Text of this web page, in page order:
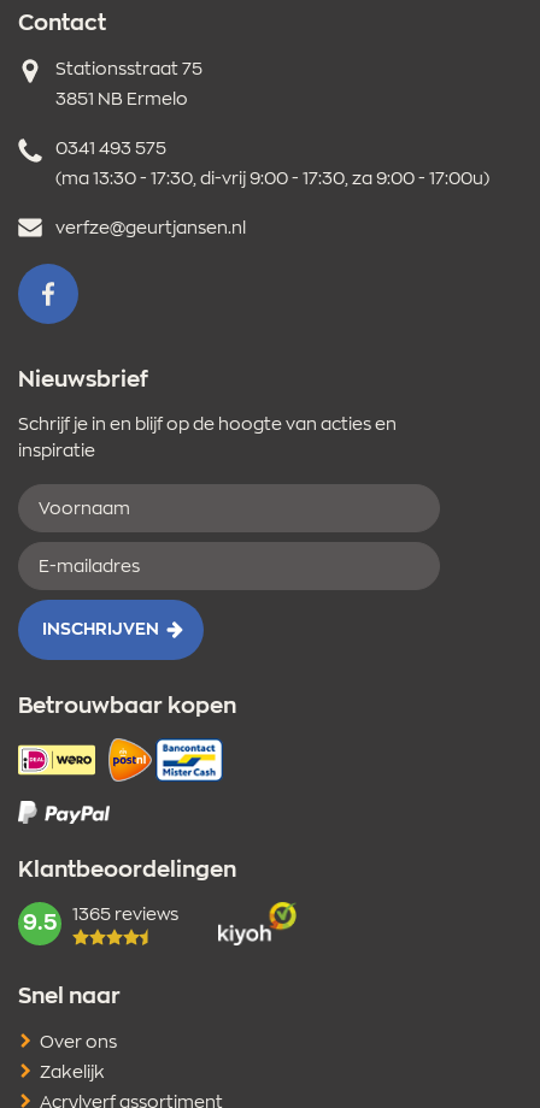
Contact
Adres
Stationsstraat 75
3851 NB Ermelo
Telefoonnummer
0341 493 575
(ma 13:30 - 17:30, di-vrij 9:00 - 17:30, za 9:00 - 17:00u)
E-
verfze@geurtjansen.nl
VOLG ONS OP FACEBOOK
Nieuwsbrief
Schrijf je in en blijf op de hoogte van acties en
inspiratie
Voornaam
E-
mailadres
INSCHRIJVEN
Betrouwbaar kopen
Klantbeoordelingen
mark:
9.5 1365 reviews
Snel naar
Over ons
Zakelijk
Acrylverf assortiment